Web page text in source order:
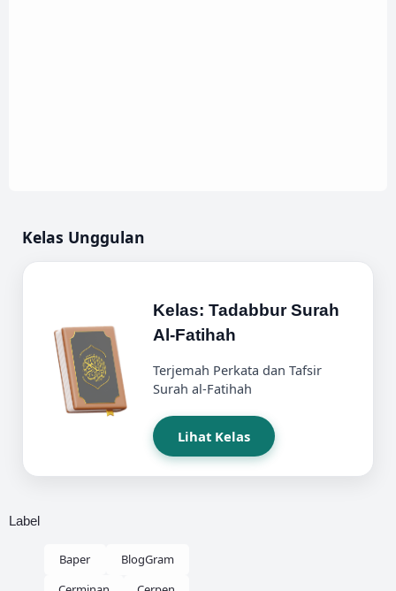
Kelas Unggulan
Kelas: Tadabbur Surah
Al-Fatihah
Terjemah Perkata dan Tafsir
Surah al-Fatihah
Lihat Kelas
Label
Baper
BlogGram